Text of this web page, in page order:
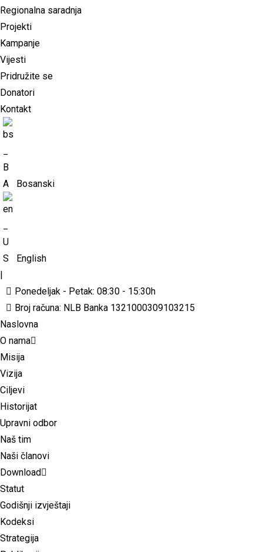
Regionalna saradnja
Projekti
Kampanje
Vijesti
Pridružite se
Donatori
Kontakt
Bosanski
English
|
Ponedeljak - Petak: 08:30 - 15:30h
Broj računa: NLB Banka 1321000309103215
Naslovna
O nama
Misija
Vizija
Ciljevi
Historijat
Upravni odbor
Naš tim
Naši članovi
Download
Statut
Godišnji izvještaji
Kodeksi
Strategija